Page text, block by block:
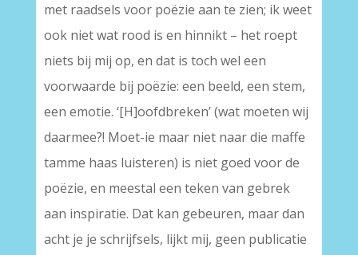
met raadsels voor poëzie aan te zien; ik weet
ook niet wat rood is en hinnikt – het roept
niets bij mij op, en dat is toch wel een
voorwaarde bij poëzie: een beeld, een stem,
een emotie. ‘[H]oofdbreken’ (wat moeten wij
daarmee?! Moet-ie maar niet naar die maffe
tamme haas luisteren) is niet goed voor de
poëzie, en meestal een teken van gebrek
aan inspiratie. Dat kan gebeuren, maar dan
acht je je schrijfsels, lijkt mij, geen publicatie